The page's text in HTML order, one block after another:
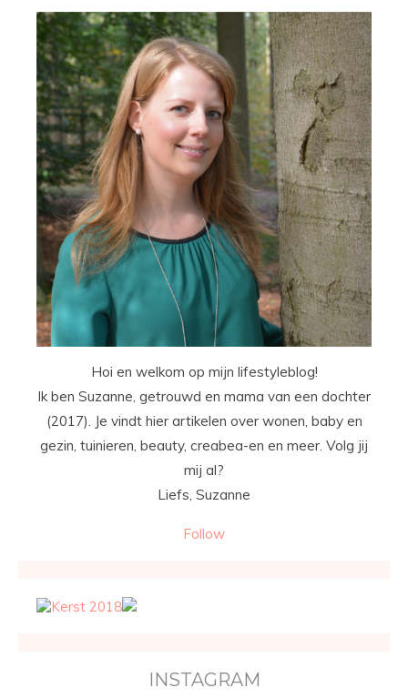
Hoi en welkom op mijn lifestyleblog!
Ik ben Suzanne, getrouwd en mama van een dochter
(2017). Je vindt hier artikelen over wonen, baby en
gezin, tuinieren, beauty, creabea-en en meer. Volg jij
mij al?
Liefs, Suzanne
Follow
INSTAGRAM